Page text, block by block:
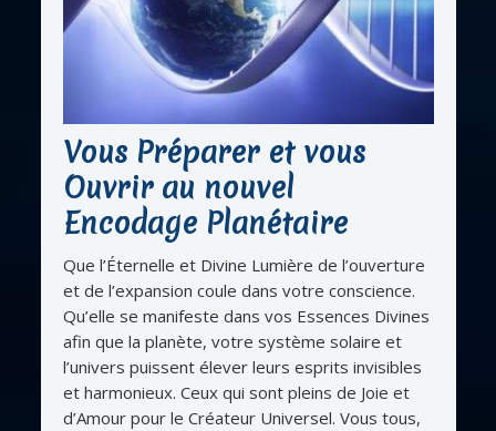
Vous Préparer et vous
Ouvrir au nouvel
Encodage Planétaire
Que l’Éternelle et Divine Lumière de l’ouverture
et de l’expansion coule dans votre conscience.
Qu’elle se manifeste dans vos Essences Divines
afin que la planète, votre système solaire et
l’univers puissent élever leurs esprits invisibles
et harmonieux. Ceux qui sont pleins de Joie et
d’Amour pour le Créateur Universel. Vous tous,